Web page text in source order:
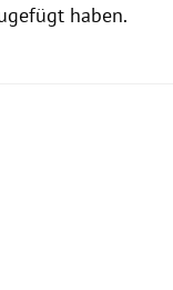
haben.